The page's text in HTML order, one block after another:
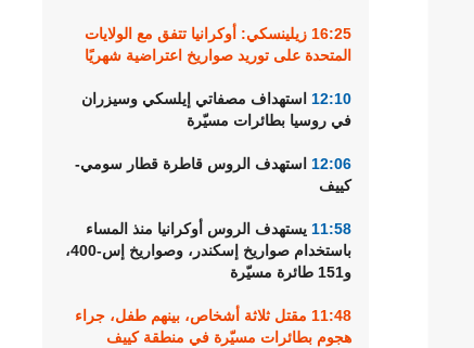
16:25 زيلينسكي: أوكرانيا تتفق مع الولايات
المتحدة على توريد صواريخ اعتراضية شهريًا
12:10 استهداف مصفاتي إيلسكي وسيزران
في روسيا بطائرات مسيّرة
12:06 استهدف الروس قاطرة قطار سومي-
كييف
11:58 يستهدف الروس أوكرانيا منذ المساء
باستخدام صواريخ إسكندر، وصواريخ إس-400،
و151 طائرة مسيّرة
11:48 مقتل ثلاثة أشخاص، بينهم طفل، جراء
هجوم بطائرات مسيّرة في منطقة كييف